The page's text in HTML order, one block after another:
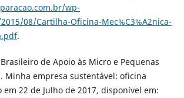
wp-
08/Cartilha-Oficina-Mec%C3%A2nica-
.
Brasileiro de Apoio às Micro e Pequenas
Minha empresa sustentável: oficina
em 22 de Julho de 2017, disponível em: